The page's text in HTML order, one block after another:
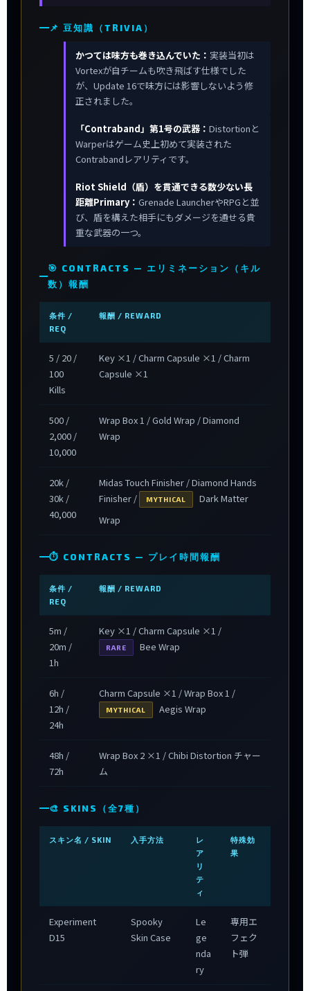
📌 豆知識（TRIVIA）
かつては味方も巻き込んでいた： 実装当初は
Vortexが自チームも吹き飛ばす仕様でした
が、Update 16で味方には影響しないよう修
正されました。
「Contraband」第1号の武器： Distortionと
Warperはゲーム史上初めて実装された
Contrabandレアリティです。
Riot Shield（盾）を貫通できる数少ない長
距離Primary： Grenade LauncherやRPGと並
び、盾を構えた相手にもダメージを通せる貴
重な武器の一つ。
🎯 CONTRACTS — エリミネーション（キル
数）報酬
条件 /
REQ
報酬 / REWARD
5 / 20 /
100
Kills
Key ×1 / Charm Capsule ×1 / Charm
Capsule ×1
500 /
2,000 /
10,000
Wrap Box 1 / Gold Wrap / Diamond
Wrap
20k /
30k /
40,000
Midas Touch Finisher / Diamond Hands
Finisher /
MYTHICAL
Dark Matter
Wrap
⏱ CONTRACTS — プレイ時間報酬
条件 /
REQ
報酬 / REWARD
5m /
20m /
1h
Key ×1 / Charm Capsule ×1 /
RARE Bee Wrap
6h /
12h /
24h
Charm Capsule ×1 / Wrap Box 1 /
MYTHICAL Aegis Wrap
48h /
72h
Wrap Box 2 ×1 / Chibi Distortion チャー
ム
🎨 SKINS（全7種）
スキン名 / SKIN 入手方法
レ
ア
リ
テ
ィ
特殊効
果
Experiment
D15
Spooky
Skin Case
Le
ge
nda
ry
専用エ
フェク
ト弾